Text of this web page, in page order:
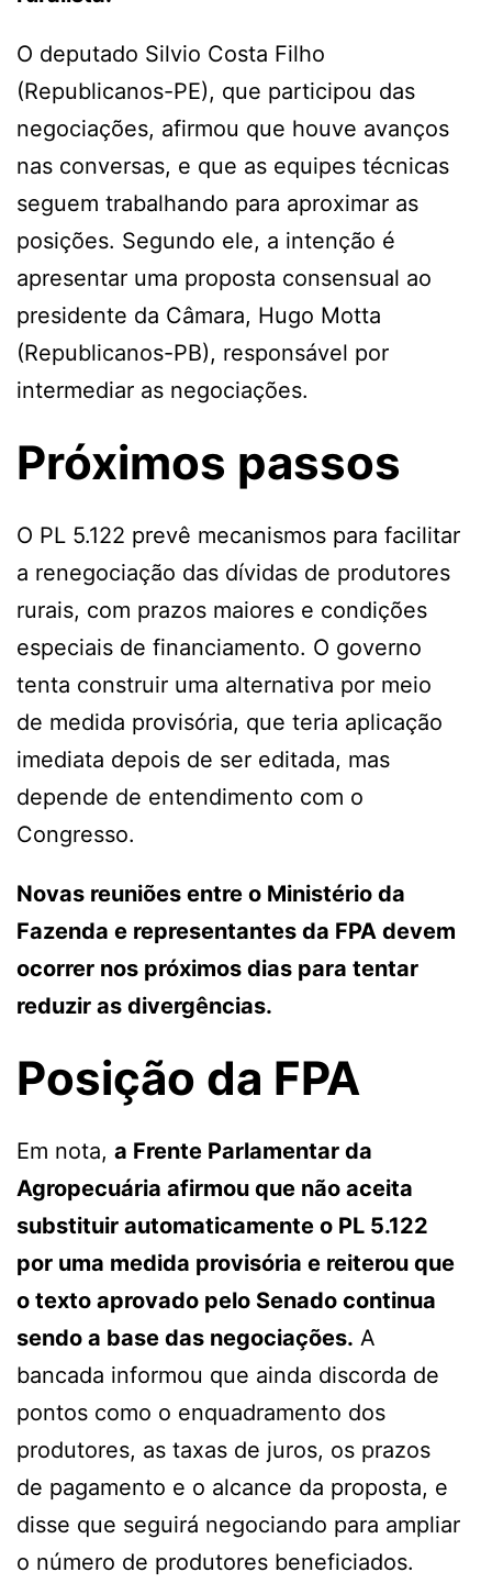
O deputado Silvio Costa Filho
(Republicanos-PE), que participou das
negociações, afirmou que houve avanços
nas conversas, e que as equipes técnicas
seguem trabalhando para aproximar as
posições. Segundo ele, a intenção é
apresentar uma proposta consensual ao
presidente da Câmara, Hugo Motta
(Republicanos-PB), responsável por
intermediar as negociações.
Próximos passos
O PL 5.122 prevê mecanismos para facilitar
a renegociação das dívidas de produtores
rurais, com prazos maiores e condições
especiais de financiamento. O governo
tenta construir uma alternativa por meio
de medida provisória, que teria aplicação
imediata depois de ser editada, mas
depende de entendimento com o
Congresso.
Novas reuniões entre o Ministério da
Fazenda e representantes da FPA devem
ocorrer nos próximos dias para tentar
reduzir as divergências.
Posição da FPA
Em nota, a Frente Parlamentar da
Agropecuária afirmou que não aceita
substituir automaticamente o PL 5.122
por uma medida provisória e reiterou que
o texto aprovado pelo Senado continua
sendo a base das negociações. A
bancada informou que ainda discorda de
pontos como o enquadramento dos
produtores, as taxas de juros, os prazos
de pagamento e o alcance da proposta, e
disse que seguirá negociando para ampliar
o número de produtores beneficiados.